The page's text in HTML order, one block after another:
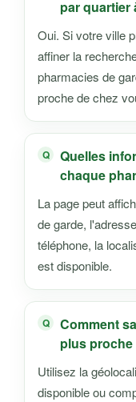
par quartier
Oui. Si votre ville
affiner la
pharmacies de
proche de chez
Quelles
chaque
La page peut
de garde,
téléphone, la
est disponible.
Comment
plus proche
Utilisez la
disponible ou